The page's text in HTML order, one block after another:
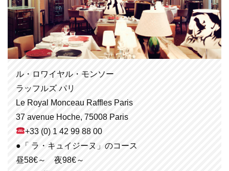
ル・ロワイヤル・モンソー
ラッフルズ パリ
Le Royal Monceau Raffles Paris
37 avenue Hoche, 75008 Paris
+33 (0) 1 42 99 88 00
●「 ラ・キュイジーヌ」のコース
昼58€～ 夜98€～